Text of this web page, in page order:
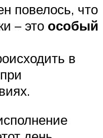
повелось, что
– это особый
в